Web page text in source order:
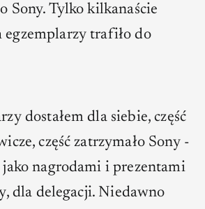
Sony. Tylko kilkanaście
egzemplarzy trafiło do
dostałem dla siebie, część
część zatrzymało Sony -
nagrodami i prezentami
dla delegacji. Niedawno